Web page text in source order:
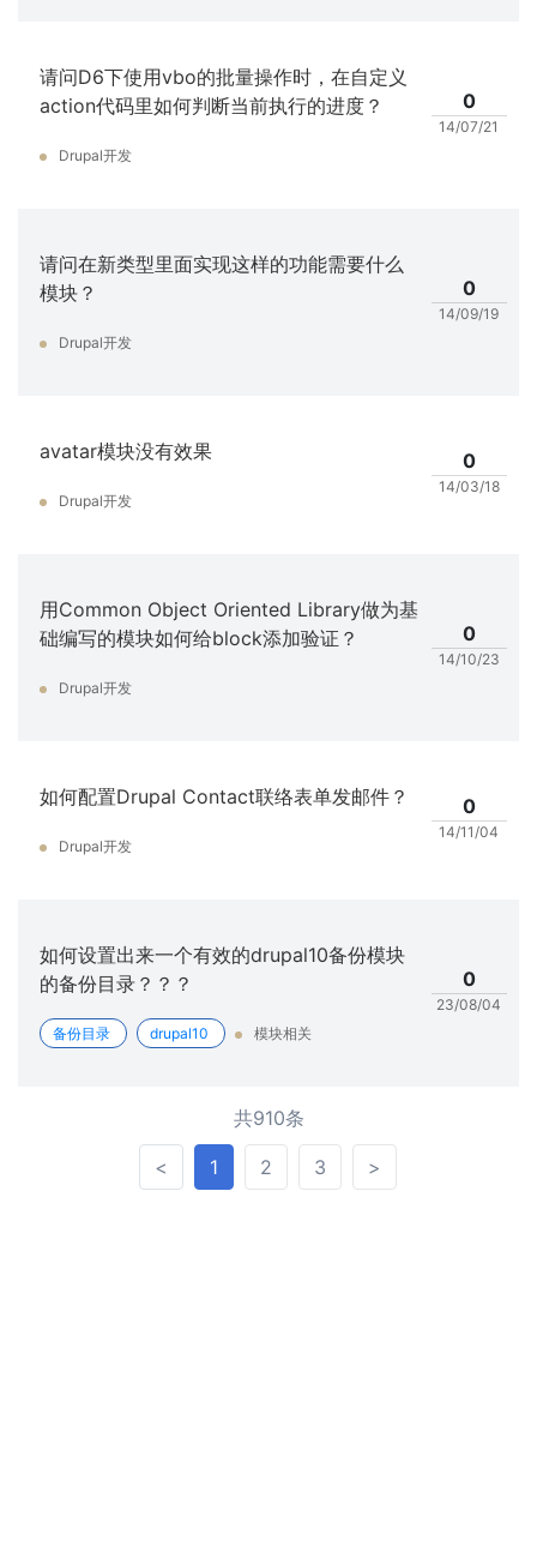
请问D6下使用vbo的批量操作时，在自定义
action代码里如何判断当前执行的进度？
Drupal开发
0
14/07/21
请问在新类型里面实现这样的功能需要什么
模块？
Drupal开发
0
14/09/19
avatar模块没有效果
Drupal开发
0
14/03/18
用Common Object Oriented Library做为基
础编写的模块如何给block添加验证？
Drupal开发
0
14/10/23
如何配置Drupal Contact联络表单发邮件？
Drupal开发
0
14/11/04
如何设置出来一个有效的drupal10备份模块
的备份目录？？？
备份目录 drupal10 模块相关
0
23/08/04
共910条
< 1 2 3 >